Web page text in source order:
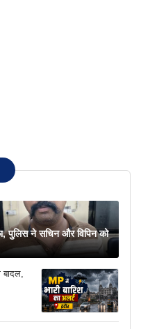
पुलिस ने सचिन और विपिन को